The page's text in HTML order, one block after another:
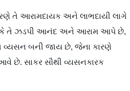
તે આરામદાયક અને લાભદાયી લાગે
કે તે ઝડપી આનંદ અને આરામ આપે છે,
બની જાય છે, જેના કારણે
છે. સાકર સૌથી વ્યસનકારક